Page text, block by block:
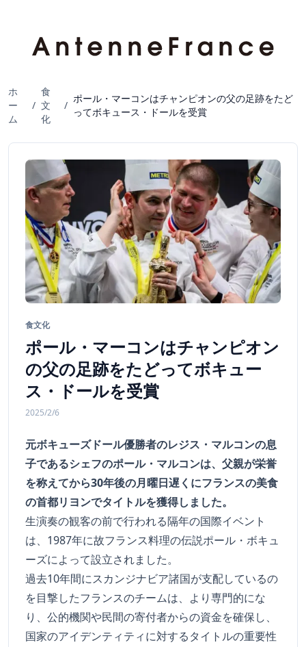
ホ
ー
ム
/
食
文
化
/
ポール・マーコンはチャンピオンの父の足跡をたど
ってボキュース・ドールを受賞
食文化
ポール・マーコンはチャンピオン
の父の足跡をたどってボキュー
ス・ドールを受賞
2025/2/6
元ボキューズドール優勝者のレジス・マルコンの息
子であるシェフのポール・マルコンは、父親が栄誉
を称えてから30年後の月曜日遅くにフランスの美食
の首都リヨンでタイトルを獲得しました。
生演奏の観客の前で行われる隔年の国際イベント
は、1987年に故フランス料理の伝説ポール・ボキュ
ーズによって設立されました。
過去10年間にスカンジナビア諸国が支配しているの
を目撃したフランスのチームは、より専門的にな
り、公的機関や民間の寄付者からの資金を確保し、
国家のアイデンティティに対するタイトルの重要性